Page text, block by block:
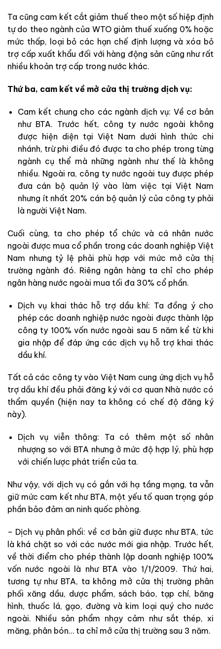
Ta cũng cam kết cắt giảm thuế theo một số hiệp định
tự do theo ngành của WTO giảm thuế xuống 0% hoặc
mức thấp, loại bỏ các hạn chế định lượng và xóa bỏ
trợ cấp xuất khẩu đối với hàng động sản cũng như rất
nhiều khoản trợ cấp trong nước khác.
Thứ ba, cam kết về mở cửa thị trường dịch vụ:
Cam kết chung cho các ngành dịch vụ: Về cơ bản
như BTA. Trước hết, công ty nước ngoài không
được hiện diện tại Việt Nam dưới hình thức chi
nhánh, trừ phi điều đó được ta cho phép trong từng
ngành cụ thể mà những ngành như thế là không
nhiều. Ngoài ra, công ty nước ngoài tuy được phép
đưa cán bộ quản lý vào làm việc tại Việt Nam
nhưng ít nhất 20% cán bộ quản lý của công ty phải
là người Việt Nam.
Cuối cùng, ta cho phép tổ chức và cá nhân nước
ngoài được mua cổ phần trong các doanh nghiệp Việt
Nam nhưng tỷ lệ phải phù hợp với mức mở cửa thị
trường ngành đó. Riêng ngân hàng ta chỉ cho phép
ngân hàng nước ngoài mua tối đa 30% cổ phần.
Dịch vụ khai thác hỗ trợ dầu khí: Ta đồng ý cho
phép các doanh nghiệp nước ngoài được thành lập
công ty 100% vốn nước ngoài sau 5 năm kể từ khi
gia nhập để đáp ứng các dịch vụ hỗ trợ khai thác
dầu khí.
Tất cả các công ty vào Việt Nam cung ứng dịch vụ hỗ
trợ dầu khí đều phải đăng ký với cơ quan Nhà nước có
thẩm quyền (hiện nay ta không có chế độ đăng ký
này).
Dịch vụ viễn thông: Ta có thêm một số nhân
nhượng so với BTA nhưng ở mức độ hợp lý, phù hợp
với chiến lược phát triển của ta.
Như vậy, với dịch vụ có gắn với hạ tầng mạng, ta vẫn
giữ mức cam kết như BTA, một yếu tố quan trọng góp
phần bảo đảm an ninh quốc phòng.
– Dịch vụ phân phối: về cơ bản giữ được như BTA, tức
là khá chặt so với các nước mới gia nhập. Trước hết,
về thời điểm cho phép thành lập doanh nghiệp 100%
vốn nước ngoài là như BTA vào 1/1/2009. Thứ hai,
tương tự như BTA, ta không mở cửa thị trường phân
phối xăng dầu, dược phẩm, sách báo, tạp chí, băng
hình, thuốc lá, gạo, đường và kim loại quý cho nước
ngoài. Nhiều sản phẩm nhạy cảm như sắt thép, xi
măng, phân bón… ta chỉ mở cửa thị trường sau 3 năm.